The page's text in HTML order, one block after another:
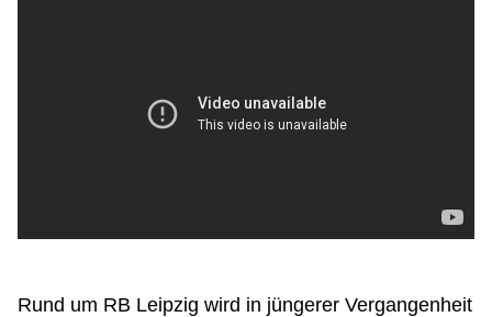
Rund um RB Leipzig wird in jüngerer Vergangenheit